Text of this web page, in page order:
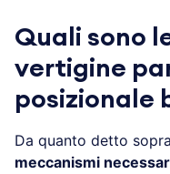
Quali sono
vertigine
posizionale
Da quanto detto
meccanismi